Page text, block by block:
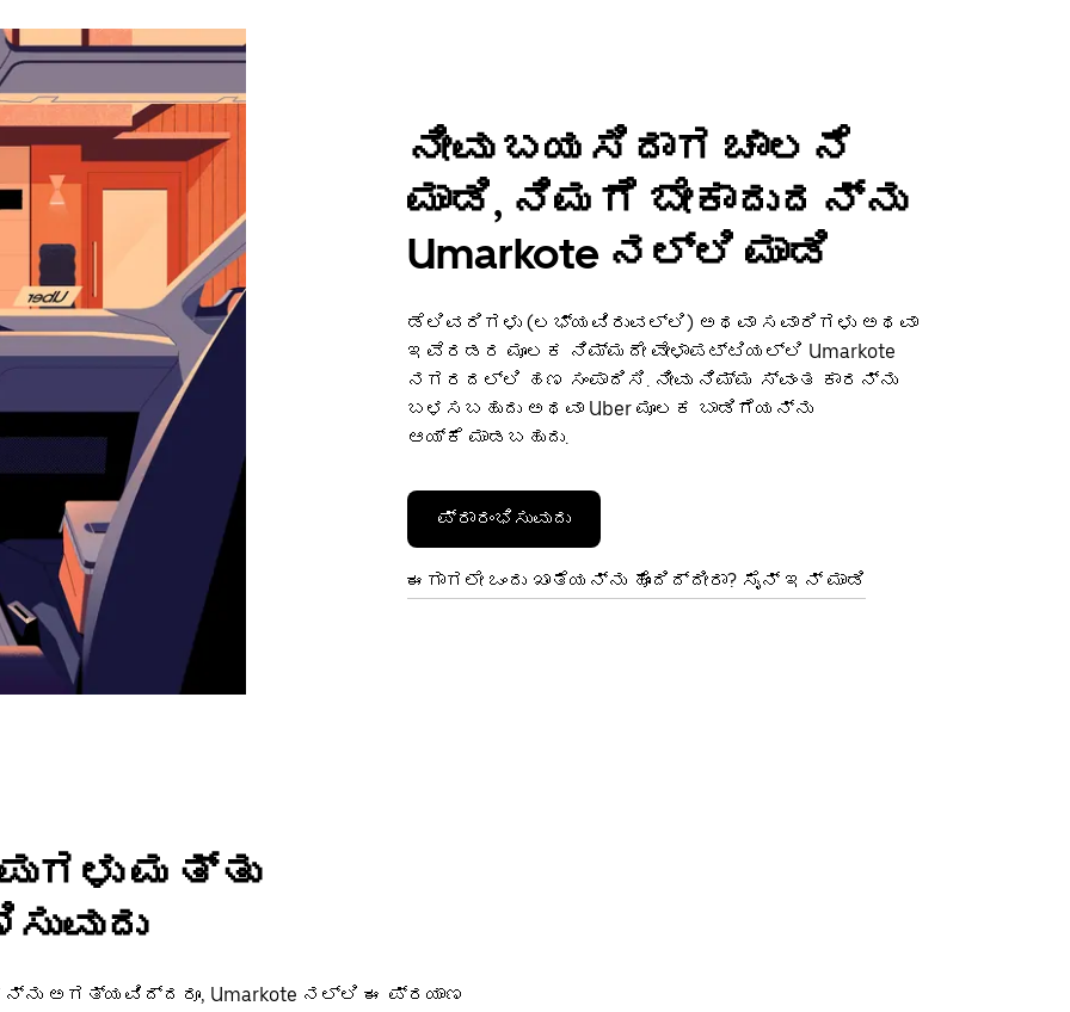
ನೀವು ಬಯಸಿದಾಗ ಚಾಲನೆ
ಮಾಡಿ, ನಿಮಗೆ ಬೇಕಾದುದನ್ನು
Umarkote ನಲ್ಲಿ ಮಾಡಿ
ಡೆಲಿವರಿಗಳು (ಲಭ್ಯವಿರುವಲ್ಲಿ) ಅಥವಾ ಸವಾರಿಗಳು ಅಥವಾ
ಇವೆರಡರ ಮೂಲಕ ನಿಮ್ಮದೇ ವೇಳಾಪಟ್ಟಿಯಲ್ಲಿ Umarkote
ನಗರದಲ್ಲಿ ಹಣ ಸಂಪಾದಿಸಿ. ನೀವು ನಿಮ್ಮ ಸ್ವಂತ ಕಾರನ್ನು
ಬಳಸಬಹುದು ಅಥವಾ Uber ಮೂಲಕ ಬಾಡಿಗೆಯನ್ನು
ಆಯ್ಕೆ ಮಾಡಬಹುದು.
ಪ್ರಾರಂಭಿಸುವುದು
ಈಗಾಗಲೇ ಒಂದು ಖಾತೆಯನ್ನು ಹೊಂದಿದ್ದೀರಾ? ಸೈನ್ ಇನ್ ಮಾಡಿ
ಮತ್ತು
ಅಗತ್ಯವಿದ್ದರೂ, Umarkote ನಲ್ಲಿ ಈ ಪ್ರಯಾಣ